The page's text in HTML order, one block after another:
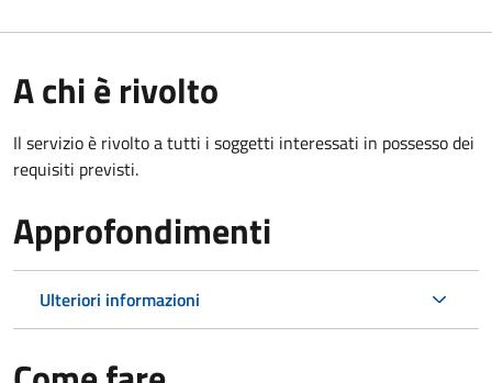
A chi è rivolto
Il servizio è rivolto a tutti i soggetti interessati in possesso dei
requisiti previsti.
Approfondimenti
Ulteriori informazioni